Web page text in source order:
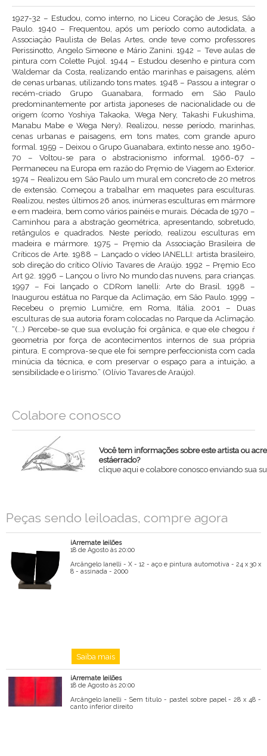
1927-32 – Estudou, como interno, no Liceu Coraçăo de Jesus, Săo
Paulo. 1940 – Frequentou, após um período como autodidata, a
Associaçăo Paulista de Belas Artes, onde teve como professores
Perissinotto, Angelo Simeone e Mário Zanini. 1942 – Teve aulas de
pintura com Colette Pujol. 1944 – Estudou desenho e pintura com
Waldemar da Costa, realizando entăo marinhas e paisagens, além
de cenas urbanas, utilizando tons mates. 1948 – Passou a integrar o
recém-criado Grupo Guanabara, formado em Săo Paulo
predominantemente por artista japoneses de nacionalidade ou de
origem (como Yoshiya Takaoka, Wega Nery, Takashi Fukushima,
Manabu Mabe e Wega Nery). Realizou, nesse período, marinhas,
cenas urbanas e paisagens, em tons mates, com grande apuro
formal. 1959 – Deixou o Grupo Guanabara, extinto nesse ano. 1960-
70 – Voltou-se para o abstracionismo informal. 1966-67 –
Permaneceu na Europa em razăo do Pręmio de Viagem ao Exterior.
1974 – Realizou em Săo Paulo um mural em concreto de 20 metros
de extensăo. Começou a trabalhar em maquetes para esculturas.
Realizou, nestes últimos 26 anos, inúmeras esculturas em mármore
e em madeira, bem como vários painéis e murais. Década de 1970 –
Caminhou para a abstraçăo geométrica, apresentando, sobretudo,
retângulos e quadrados. Neste período, realizou esculturas em
madeira e mármore. 1975 – Pręmio da Associaçăo Brasileira de
Críticos de Arte. 1988 – Lançado o vídeo IANELLI: artista brasileiro,
sob direçăo do crítico Olívio Tavares de Araújo. 1992 – Pręmio Eco
Art 92. 1996 – Lançou o livro No mundo das nuvens, para crianças.
1997 – Foi lançado o CDRom Ianelli: Arte do Brasil. 1998 –
Inaugurou estátua no Parque da Aclimaçăo, em Săo Paulo. 1999 –
Recebeu o pręmio Lumičre, em Roma, Itália. 2001 – Duas
esculturas de sua autoria foram colocadas no Parque da Aclimaçăo.
“(...) Percebe-se que sua evoluçăo foi orgânica, e que ele chegou ŕ
geometria por força de acontecimentos internos de sua própria
pintura. E comprova-se que ele foi sempre perfeccionista com cada
minúcia da técnica, e com preservar o espaço para a intuiçăo, a
sensibilidade e o lirismo.” (Olívio Tavares de Araújo).
Colabore conosco
Você tem informações sobre este artista ou
estáerrado?
clique aqui e colabore conosco enviando sua
Mensagem
Peças sendo leiloadas, compre agora
iArremate leilões
18 de Agosto às 20:00
Arcângelo Ianelli - X - 12 - aço e pintura automotiva - 24 x 30 x
8 - assinada - 2000
Saiba mais
iArremate leilões
18 de Agosto às 20:00
Arcângelo Ianelli - Sem título - pastel sobre papel - 28 x 48 -
canto inferior direito